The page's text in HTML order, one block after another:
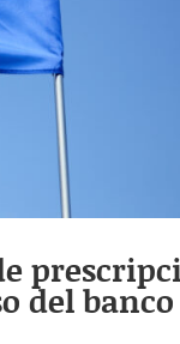
del banco